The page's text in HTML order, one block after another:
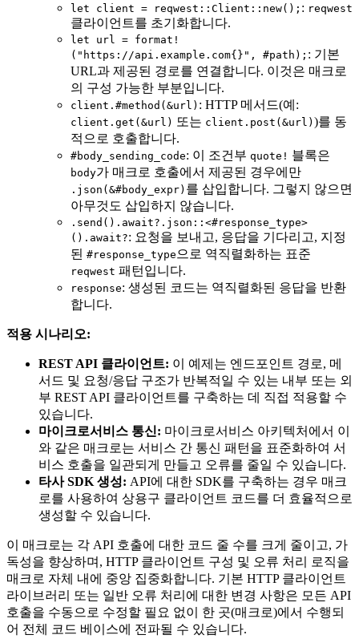
let client = reqwest::Client::new(); : reqwest
클라이언트를 초기화합니다.
let url = format!
("https://api.example.com{}", #path); : 기본
URL과 제공된 경로를 연결합니다. 이것은 매크로
의 구성 가능한 부분입니다.
client.#method(&url) : HTTP 메서드(예:
client.get(&url) 또는 client.post(&url) )를 동
적으로 호출합니다.
#body_sending_code: 이 조건부 quote! 블록은
body가 매크로 호출에서 제공된 경우에만
.json(&#body_expr) 를 삽입합니다. 그렇지 않으면
아무것도 삽입하지 않습니다.
.send().await?.json::<#response_type>
().await?: 요청을 보내고, 응답을 기다리고, 지정
된 #response_type 으로 역직렬화하는 표준
reqwest 패턴입니다.
response: 생성된 코드는 역직렬화된 응답을 반환
합니다.
적용 시나리오:
REST API 클라이언트: 이 예제는 엔드포인트 경로, 메
서드 및 요청/응답 구조가 반복적일 수 있는 내부 또는 외
부 REST API 클라이언트를 구축하는 데 직접 적용할 수
있습니다.
마이크로서비스 통신: 마이크로서비스 아키텍처에서 이
와 같은 매크로는 서비스 간 통신 패턴을 표준화하여 서
비스 호출을 일관되게 만들고 오류를 줄일 수 있습니다.
타사 SDK 생성: API에 대한 SDK를 구축하는 경우 매크
로를 사용하여 상용구 클라이언트 코드를 더 효율적으로
생성할 수 있습니다.
이 매크로는 각 API 호출에 대한 코드 줄 수를 크게 줄이고, 가
독성을 향상하며, HTTP 클라이언트 구성 및 오류 처리 로직을
매크로 자체 내에 중앙 집중화합니다. 기본 HTTP 클라이언트
라이브러리 또는 일반 오류 처리에 대한 변경 사항은 모든 API
호출을 수동으로 수정할 필요 없이 한 곳(매크로)에서 수행되
어 전체 코드 베이스에 전파될 수 있습니다.